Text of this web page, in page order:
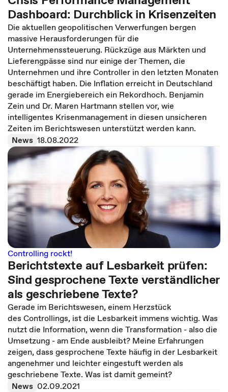
Dashboard: Durchblick in Krisenzeiten
Die aktuellen geopolitischen Verwerfungen bergen
massive Herausforderungen für die
Unternehmenssteuerung. Rückzüge aus Märkten und
Lieferengpässe sind nur einige der Themen, die
Unternehmen und ihre Controller in den letzten Monaten
beschäftigt haben. Die Inflation erreicht in Deutschland
gerade im Energiebereich ein Rekordhoch. Benjamin
Zein und Dr. Maren Hartmann stellen vor, wie
intelligentes Krisenmanagement in diesen unsicheren
Zeiten im Berichtswesen unterstützt werden kann.
News 18.08.2022
Controlling rockt!
Berichtstexte auf Lesbarkeit prüfen:
Sind gesprochene Texte verständlicher
als geschriebene Texte?
Gerade im Berichtswesen, einem Herzstück
des Controllings, ist die Lesbarkeit immens wichtig. Was
nutzt die Information, wenn die Transformation - also die
Umsetzung - am Ende ausbleibt? Meine Erfahrungen
zeigen, dass gesprochene Texte häufig in der Lesbarkeit
angenehmer und leichter eingestuft werden als
geschriebene Texte. Was ist damit gemeint?
News 02.09.2021